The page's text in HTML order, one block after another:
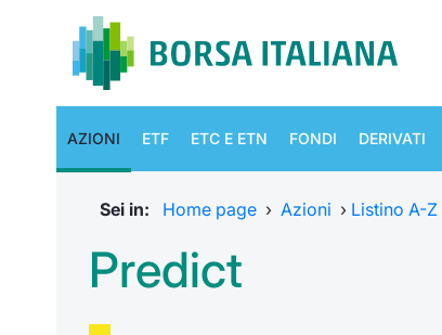
AZIONI ETF ETC E ETN FONDI DERIVATI
Sei in: Home page › Azioni › Listino A-Z
Predict